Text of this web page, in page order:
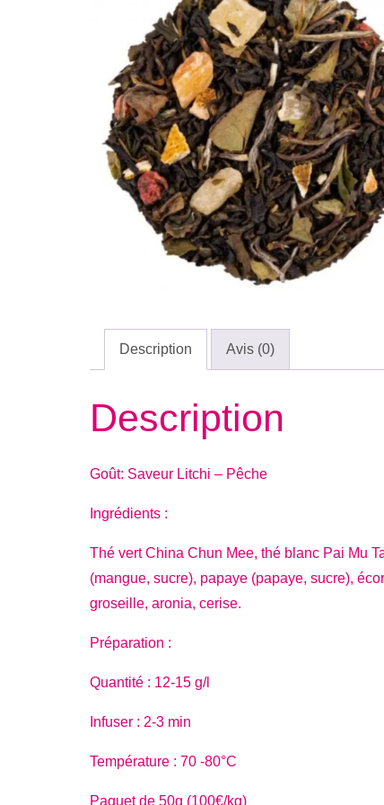
Description Avis (0)
Description
Goût: Saveur Litchi – Pêche
Ingrédients :
Thé vert China Chun Mee, thé blanc Pai Mu
(mangue, sucre), papaye (papaye, sucre),
groseille, aronia, cerise.
Préparation :
Quantité : 12-15 g/l
Infuser : 2-3 min
Température : 70 -80°C
Paquet de 50g (100€/kg)